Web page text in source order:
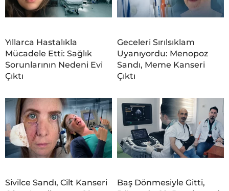
Yıllarca Hastalıkla
Mücadele Etti: Sağlık
Sorunlarının Nedeni Evi
Çıktı
Geceleri Sırılsıklam
Uyanıyordu: Menopoz
Sandı, Meme Kanseri
Çıktı
Sivilce Sandı, Cilt Kanseri
Baş Dönmesiyle Gitti,